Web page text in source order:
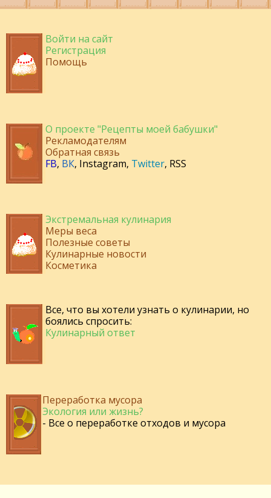
Войти на сайт
Регистрация
Помощь
О проекте "Рецепты моей бабушки"
Рекламодателям
Обратная связь
FB, ВК, Instagram, Twitter, RSS
Экстремальная кулинария
Меры веса
Полезные советы
Кулинарные новости
Косметика
Все, что вы хотели узнать о кулинарии, но
боялись спросить:
Кулинарный ответ
Переработка мусора
Экология или жизнь?
- Все о переработке отходов и мусора